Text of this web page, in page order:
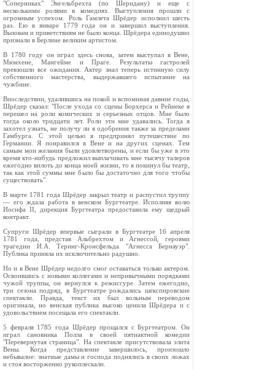
"Соперниках" Энгельбрехта (по Шеридану) и еще с
несколькими ролями в комедиях. Выступления прошли с
огромным успехом. Роль Гамлета Шрёдер исполнил шесть
раз. Ею в январе 1779 года он и завершил выступления.
Вызовам и приветствиям не было конца. Шрёдера единодушно
признали в Берлине великим артистом.
В 1780 году он играл здесь снова, затем выступал в Вене,
Мюнхене, Мангейме и Праге. Результаты гастролей
превзошли все ожидания. Актер знал теперь истинную силу
собственного мастерства, выдержавшего испытание на
чужбине.
Впоследствии, удалившись на покой и вспоминая давние годы,
Шрёдер сказал: "После ухода со сцены Борхерса и Рейнеке я
перешел на роли комических и серьезных отцов. Мне было
тогда около тридцати лет. Роли эти мне удавались. Тогда я
захотел узнать, не получу ли я одобрения также за пределами
Гамбурга. С этой целью я предпринял путешествие по
Германии. Я понравился в Вене и на других сценах. Тем
самым мои желания были удовлетворены, и если бы уже в это
время кто-нибудь предложил выплачивать мне тысячу талеров
ежегодно вплоть до конца моей жизни, то я покинул бы театр,
так как этой суммы мне было бы достаточно для того чтобы
существовать".
В марте 1781 года Шрёдер закрыл театр и распустил труппу
— его ждала работа в венском Бургтеатре. Исполняя волю
Иосифа II, дирекция Бургтеатра предоставила ему щедрый
контракт.
Супруги Шрёдер впервые сыграли в Бургтеатре 16 апреля
1781 года, представ Альбрехтом и Агнессой, героями
трагедии И.А. Теринг-Кронсфельда "Агнесса Бернауэр".
Публика приняла их исключительно радушно.
Но и в Вене Шрёдер недолго смог оставаться только актером.
Освоившись с новыми коллегами и непривычными порядками
чужой труппы, он вернулся к режиссуре. Затем ежегодно,
три сезона подряд, в Бургтеатре рождались шекспировские
спектакли. Правда, текст их был вольным переводом
оригинала, но венская публика высоко ценила Шрёдера и с
удовольствием посещала его спектакли.
5 февраля 1785 года Шрёдер прощался с Бургтеатром. Он
играл сановника Полла в своей пятиактной комедии
"Перевернутая страница". На спектакле присутствовала элита
Вены. Когда представление завершилось, произошло
небывалое: знатные дамы и господа поднялись в своих ложах
и стоя восторженно рукоплескали.